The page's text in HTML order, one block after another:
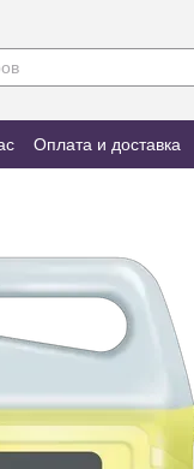
Оплата и доставка